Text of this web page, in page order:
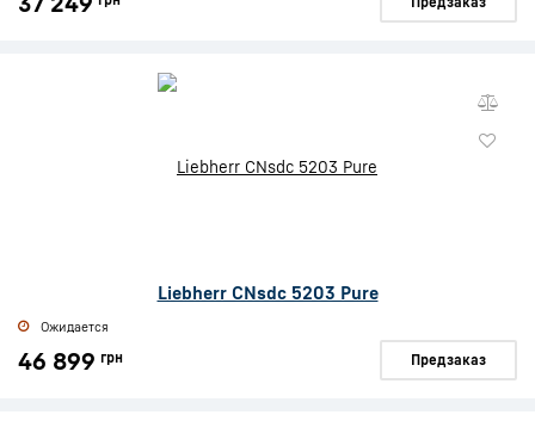
Liebherr CNsdc 5203 Pure
Ожидается
46 899 грн Предзаказ